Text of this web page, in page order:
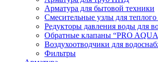
Арматура для бытовой техники
Смесительные узлы для теплого
Редукторы давления воды для
Обратные клапаны “PRO
Воздухоотводчики для
Фильтры